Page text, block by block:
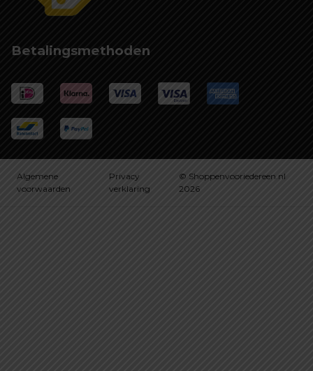
Betalingsmethoden
Algemene
voorwaarden
Privacy
verklaring
© Shoppenvooriedereen.nl
2026